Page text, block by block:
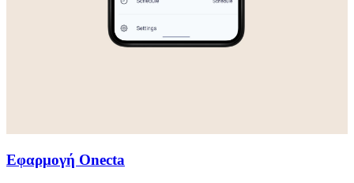
Εφαρμογή Onecta